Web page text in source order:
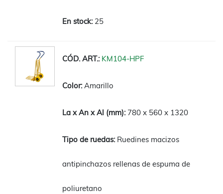
25
KM104-HPF
Amarillo
780 x 560 x 1320
Ruedines macizos
antipinchazos rellenas de espuma de
poliuretano